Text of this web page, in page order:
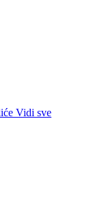
Vidi sve